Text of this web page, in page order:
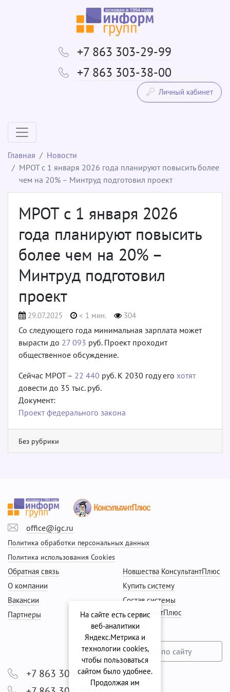
+7 863 303-29-99
+7 863 303-38-00
Личный кабинет
Главная
Новости
МРОТ с 1 января 2026 года планируют повысить более
чем на 20% – Минтруд подготовил проект
МРОТ с 1 января 2026
года планируют повысить
более чем на 20% –
Минтруд подготовил
проект
29.07.2025 < 1 мин. 304
Со следующего года минимальная зарплата может
вырасти до 27 093 руб. Проект проходит
общественное обсуждение.
Сейчас МРОТ – 22 440 руб. К 2030 году его хотят
довести до 35 тыс. руб.
Документ:
Проект федерального закона
Без рубрики
office@igc.ru
Политика обработки персональных данных
Политика использования Cookies
Новшества КонсультантПлюс
Купить систему
Состав системы
КонсультантПлюс
Сервис
Обратная связь
О компании
Вакансии
Партнеры
+7 863 303-29-99
На сайте есть сервис
веб-аналитики
Яндекс.Метрика и
технологии cookies,
чтобы пользоваться
сайтом было удобнее.
Продолжая им